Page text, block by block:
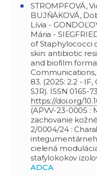
STROMPFOVÁ,
BUJŇÁKOVÁ,
Lívia -
Mária -
of Staphylococci
skin: antibiotic
and biofilm
Communications,
83. (2025: 2.2 - IF,
SJR). ISSN 0165-
https://doi.org/
(APVV-23-0005
zachovanie
2/0004/24 :
cielená
stafylokokov
ADCA